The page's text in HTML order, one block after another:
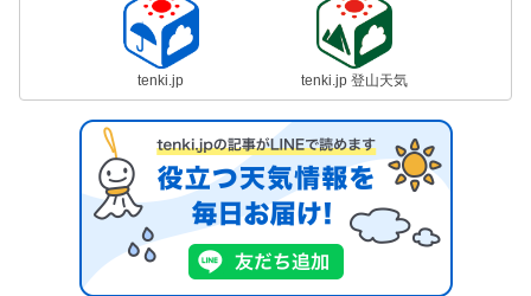
tenki.jp tenki.jp 登山天気